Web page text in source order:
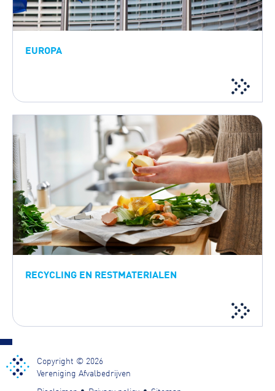
EUROPA
RECYCLING EN RESTMATERIALEN
Copyright © 2026
Vereniging Afvalbedrijven